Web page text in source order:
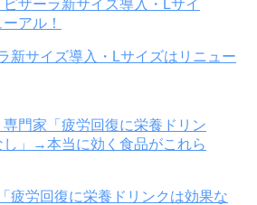
新サイズ導入・Lサイズはリニュー
疲労回復に栄養ドリンクは効果な